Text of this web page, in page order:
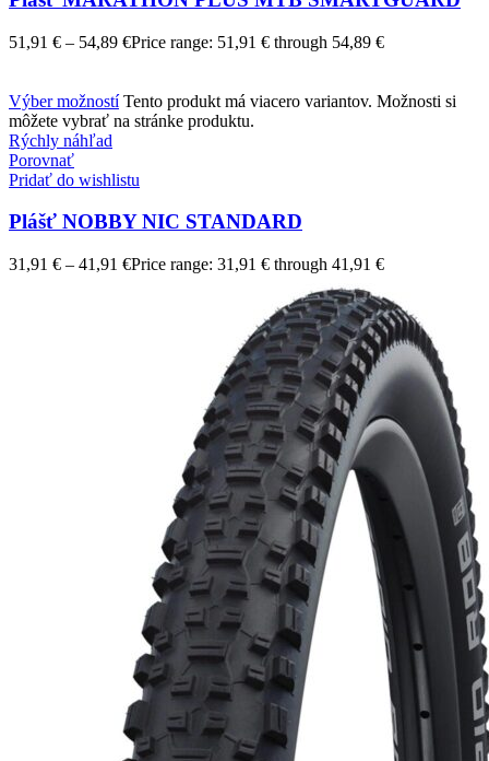
51,91 € – 54,89 €Price range: 51,91 € through 54,89 €
Výber možností Tento produkt má viacero variantov. Možnosti si
môžete vybrať na stránke produktu.
Rýchly náhľad
Porovnať
Pridať do wishlistu
Plášť NOBBY NIC STANDARD
31,91 € – 41,91 €Price range: 31,91 € through 41,91 €